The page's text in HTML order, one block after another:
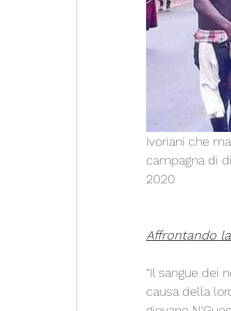
Ivoriani che
campagna di
2020
Affrontando
“Il sangue dei
causa della